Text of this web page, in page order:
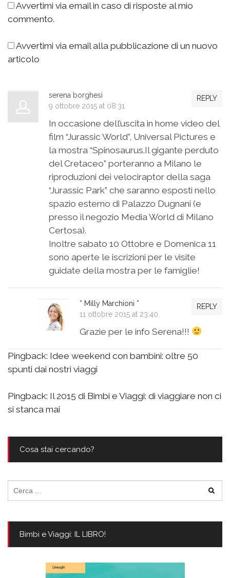
Avvertimi via email in caso di risposte al mio
commento.
Avvertimi via email alla pubblicazione di un nuovo
articolo
REPLY
serena borghesi
9 ottobre 2015 at 08:31
In occasione dell’uscita in home video del
film “Jurassic World”, Universal Pictures e
la mostra “Spinosaurus.Il gigante perduto
del Cretaceo” porteranno a Milano le
riproduzioni dei velociraptor della saga
“Jurassic Park” che saranno esposti nello
spazio esterno di Palazzo Dugnani (e
presso il negozio Media World di Milano
Certosa).
Inoltre sabato 10 Ottobre e Domenica 11
sono aperte le iscrizioni per le visite
guidate della mostra per le famiglie!
REPLY
* Milly Marchioni *
11 ottobre 2015 at 23:40
Grazie per le info Serena!!!
Pingback: Idee weekend con bambini: oltre 50
spunti dai nostri viaggi
Pingback: Il 2015 di Bimbi e Viaggi: di viaggiare non ci
si stanca mai
Cosa stai cercando?
per:
Bimbi e Viaggi: IL LIBRO!